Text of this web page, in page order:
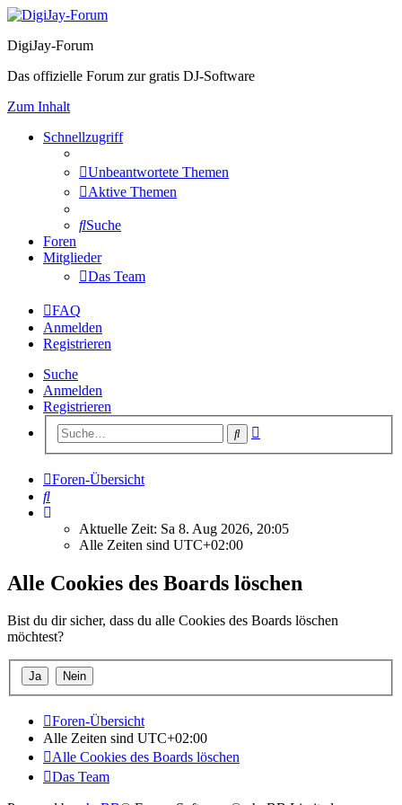
DigiJay-Forum
Das offizielle Forum zur gratis DJ-Software
Zum Inhalt
Schnellzugriff
Unbeantwortete Themen
Aktive Themen
Suche
Foren
Mitglieder
Das Team
FAQ
Anmelden
Registrieren
Suche
Anmelden
Registrieren
Suche
Foren-Übersicht
Suche
Aktuelle Zeit: Sa 8. Aug 2026, 20:05
Alle Zeiten sind UTC+02:00
Alle Cookies des Boards löschen
Bist du dir sicher, dass du alle Cookies des Boards löschen
möchtest?
Foren-Übersicht
Alle Zeiten sind UTC+02:00
Alle Cookies des Boards löschen
Das Team